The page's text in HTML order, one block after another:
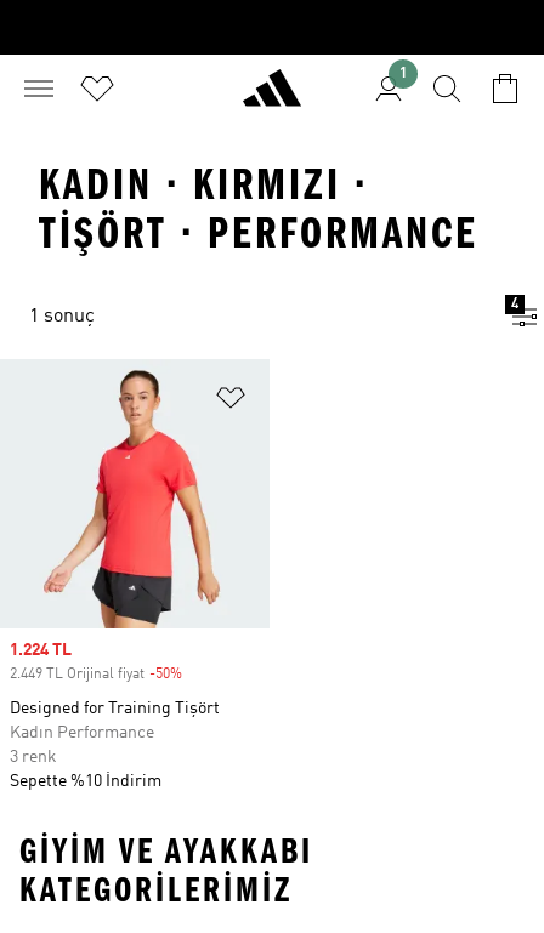
1
KADIN · KIRMIZI ·
TIŞÖRT · PERFORMANCE
1 sonuç
4
Sale price
1.224 TL
2.449 TL Orijinal fiyat -50%
Designed for Training Tişört
Kadın Performance
3 renk
Sepette %10 İndirim
GIYIM VE AYAKKABI
KATEGORILERIMIZ